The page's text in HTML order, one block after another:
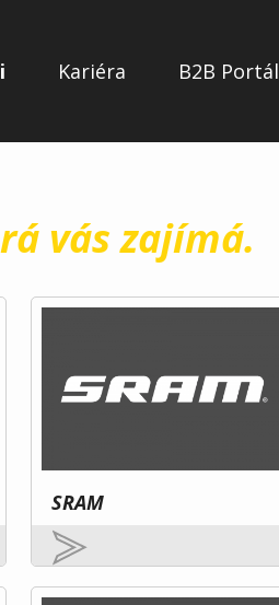
Kariéra B2B Portál
vás zajímá.
SRAM